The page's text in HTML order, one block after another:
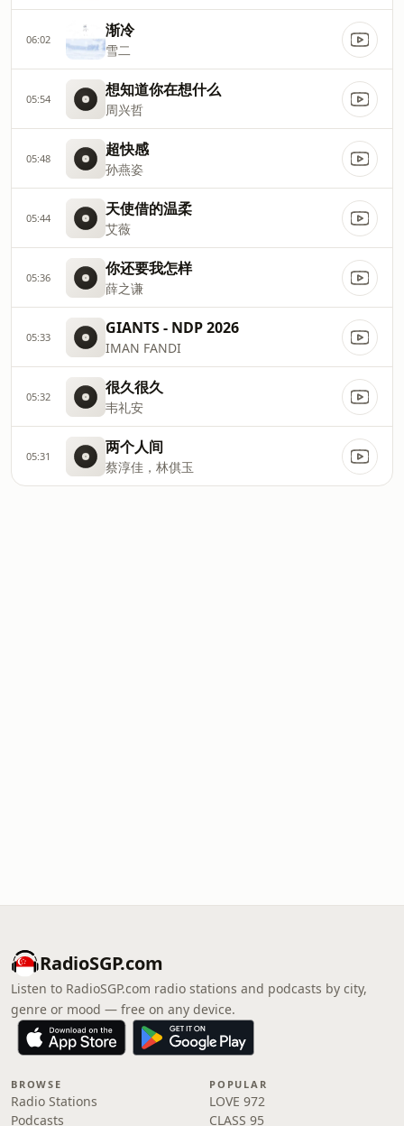
06:02 渐冷
雪二
05:54 想知道你在想什么
周兴哲
05:48 超快感
孙燕姿
05:44 天使借的温柔
艾薇
05:36 你还要我怎样
薛之谦
05:33 GIANTS - NDP 2026
IMAN FANDI
05:32 很久很久
韦礼安
05:31 两个人间
蔡淳佳，林倛玉
RadioSGP.com
Listen to RadioSGP.com radio stations and podcasts by city,
genre or mood — free on any device.
BROWSE
Radio Stations
Podcasts
POPULAR
LOVE 972
CLASS 95